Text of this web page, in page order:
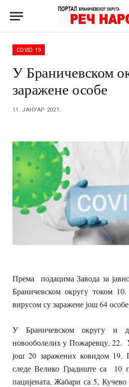
COVID 19
У Браничевском
заражене особе
11. ЈАНУАР 2021.
Према подацима Завода за
Браничевском округу током
вирусом су заражене још 64
У Браничевском округу и
новооболелих у Пожаревцу, 22.
још 20 заражених ковидом 19.
следе Велико Градиште са 10
пацијената, Жабари са 5,